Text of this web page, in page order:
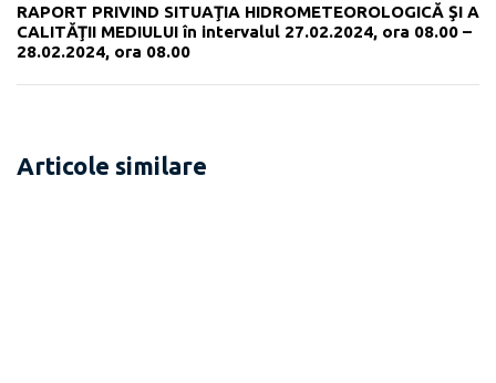
RAPORT PRIVIND SITUAŢIA HIDROMETEOROLOGICĂ ŞI A
CALITĂŢII MEDIULUI în intervalul 27.02.2024, ora 08.00 –
28.02.2024, ora 08.00
Articole similare